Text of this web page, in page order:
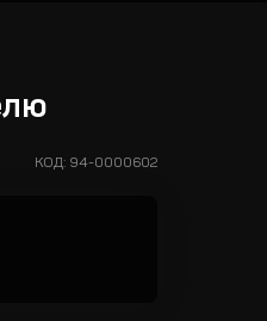
КОД: 94-0000602